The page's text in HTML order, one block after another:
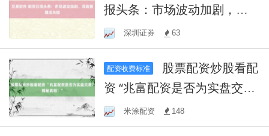
报头条：市场波动加剧，风
险管理成关键
深圳证券 63
配资收费标准
资 “兆富配资是否为实盘交
易？揭秘真相！”
米涂配资 148